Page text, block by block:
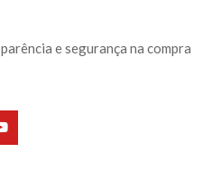
e segurança na compra